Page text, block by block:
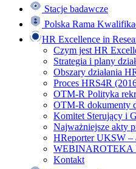
Stacje badawcze
Polska Rama
HR Excellence in
Czym jest HR
Strategia i plany
Obszary działania
Proces HRS4R
OTM-R Polityka
OTM-R dokumenty
Komitet Sterujący i
Najważniejsze akty
HReporter UKSW –
WEBINAROTEKA
Kontakt